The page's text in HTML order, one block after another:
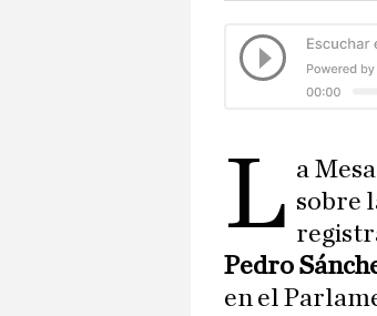
L a
sobre
Pedro
en el